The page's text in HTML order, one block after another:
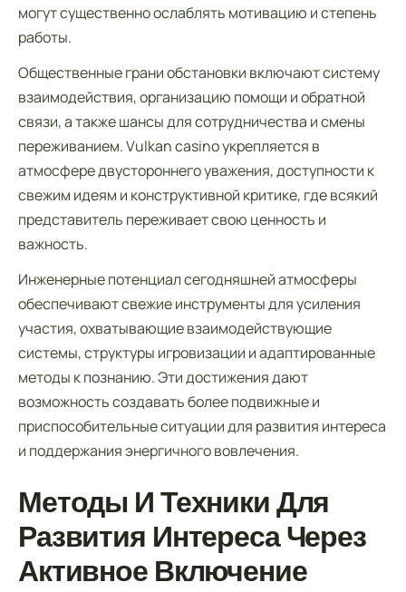
могут существенно ослаблять мотивацию и степень
работы.
Общественные грани обстановки включают систему
взаимодействия, организацию помощи и обратной
связи, а также шансы для сотрудничества и смены
переживанием. Vulkan casino укрепляется в
атмосфере двустороннего уважения, доступности к
свежим идеям и конструктивной критике, где всякий
представитель переживает свою ценность и
важность.
Инженерные потенциал сегодняшней атмосферы
обеспечивают свежие инструменты для усиления
участия, охватывающие взаимодействующие
системы, структуры игровизации и адаптированные
методы к познанию. Эти достижения дают
возможность создавать более подвижные и
приспособительные ситуации для развития интереса
и поддержания энергичного вовлечения.
Методы И Техники Для
Развития Интереса Через
Активное Включение